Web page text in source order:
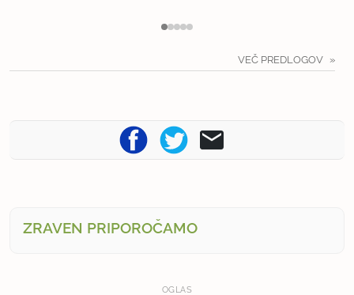
VEČ PREDLOGOV
ZRAVEN PRIPOROČAMO
OGLAS